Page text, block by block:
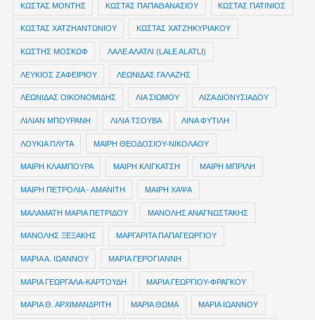
ΚΩΣΤΑΣ ΜΟΝΤΗΣ ΚΩΣΤΑΣ ΠΑΠΑΘΑΝΑΣΙΟΥ ΚΩΣΤΑΣ ΠΑΤΙΝΙΟΣ
ΚΩΣΤΑΣ ΧΑΤΖΗΑΝΤΩΝΙΟΥ ΚΩΣΤΑΣ ΧΑΤΖΗΚΥΡΙΑΚΟΥ
ΚΩΣΤΗΣ ΜΟΣΚΩΦ ΛΑΛΕ ΑΛΑΤΛΙ (LALE ALATLI)
ΛΕΥΚΙΟΣ ΖΑΦΕΙΡΙΟΥ ΛΕΩΝΙΔΑΣ ΓΑΛΑΖΗΣ
ΛΕΩΝΙΔΑΣ ΟΙΚΟΝΟΜΙΔΗΣ ΛΙΑ ΣΙΩΜΟΥ ΛΙΖΑ ΔΙΟΝΥΣΙΑΔΟΥ
ΛΙΛΙΑΝ ΜΠΟΥΡΑΝΗ ΛΙΛΙΑ ΤΣΟΥΒΑ ΛΙΝΑ ΦΥΤΙΛΗ
ΛΟΥΚΙΑ ΠΛΥΤΑ ΜΑΙΡΗ ΘΕΟΔΟΣΙΟΥ-ΝΙΚΟΛΑΟΥ
ΜΑΙΡΗ ΚΛΑΜΠΟΥΡΑ ΜΑΙΡΗ ΚΛΙΓΚΑΤΣΗ ΜΑΙΡΗ ΜΠΡΙΛΗ
ΜΑΙΡΗ ΠΕΤΡΟΛΙΑ - ΑΜΑΝΙΤΗ ΜΑΙΡΗ ΧΑΨΑ
ΜΑΛΑΜΑΤΗ ΜΑΡΙΑ ΠΕΤΡΙΔΟΥ ΜΑΝΟΛΗΣ ΑΝΑΓΝΩΣΤΑΚΗΣ
ΜΑΝΟΛΗΣ ΞΕΞΑΚΗΣ ΜΑΡΓΑΡΙΤΑ ΠΑΠΑΓΕΩΡΓΙΟΥ
ΜΑΡΙΑ Α. ΙΩΑΝΝΟΥ ΜΑΡΙΑ ΓΕΡΟΓΙΑΝΝΗ
ΜΑΡΙΑ ΓΕΩΡΓΑΛΑ-ΚΑΡΤΟΥΔΗ ΜΑΡΙΑ ΓΕΩΡΓΙΟΥ-ΦΡΑΓΚΟΥ
ΜΑΡΙΑ Θ. ΑΡΧΙΜΑΝΔΡΙΤΗ ΜΑΡΙΑ ΘΩΜΑ ΜΑΡΙΑ ΙΩΑΝΝΟΥ